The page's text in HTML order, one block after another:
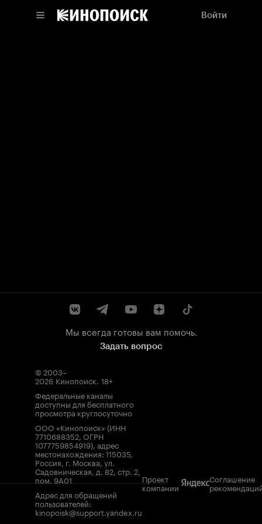
Войти
Мы всегда готовы вам помочь.
Задать вопрос
© 2003–
2026 Кинопоиск. 18+
Федеральные каналы
доступны для бесплатного
просмотра круглосуточно
ООО «Кинопоиск» (ИНН
7710688352, ОГРН
1077759854919), адрес
местонахождения: 115035,
Россия, г. Москва, ул.
Садовническая, д. 82, стр. 2,
пом. 9А01
Адрес для обращений
пользователей:
kinopoisk@support.yandex.ru
Проект
компании
Соглашение